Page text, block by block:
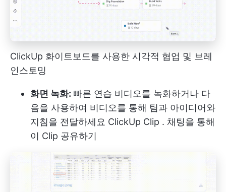
ClickUp 화이트보드를 사용한 시각적 협업 및 브레
인스토밍
화면 녹화: 빠른 연습 비디오를 녹화하거나 다
음을 사용하여 비디오를 통해 팀과 아이디어와
지침을 전달하세요 ClickUp Clip . 채팅을 통해
이 Clip 공유하기